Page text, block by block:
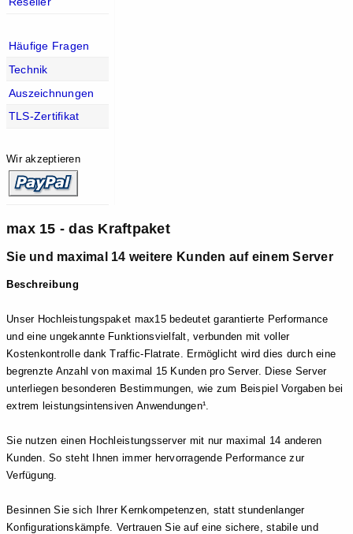
Häufige Fragen
Technik
Auszeichnungen
TLS-Zertifikat
Wir akzeptieren
max 15 - das Kraftpaket
Sie und maximal 14 weitere Kunden auf einem Server
Beschreibung
Unser Hochleistungspaket max15 bedeutet garantierte Performance
und eine ungekannte Funktionsvielfalt, verbunden mit voller
Kostenkontrolle dank Traffic-Flatrate. Ermöglicht wird dies durch eine
begrenzte Anzahl von maximal 15 Kunden pro Server. Diese Server
unterliegen besonderen Bestimmungen, wie zum Beispiel Vorgaben bei
extrem leistungsintensiven Anwendungen¹.
Sie nutzen einen Hochleistungsserver mit nur maximal 14 anderen
Kunden. So steht Ihnen immer hervorragende Performance zur
Verfügung.
Besinnen Sie sich Ihrer Kernkompetenzen, statt stundenlanger
Konfigurationskämpfe. Vertrauen Sie auf eine sichere, stabile und